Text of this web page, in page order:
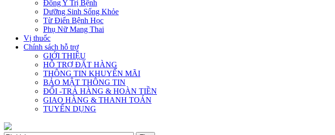
Đông Y Trị Bệnh
Dưỡng Sinh Sống Khỏe
Từ Điển Bệnh Học
Phụ Nữ Mang Thai
Vị thuốc
Chính sách hỗ trợ
GIỚI THIỆU
HỖ TRỢ ĐẶT HÀNG
THÔNG TIN KHUYẾN MÃI
BẢO MẬT THÔNG TIN
ĐỔI -TRẢ HÀNG & HOÀN TIỀN
GIAO HÀNG & THANH TOÁN
TUYỂN DỤNG